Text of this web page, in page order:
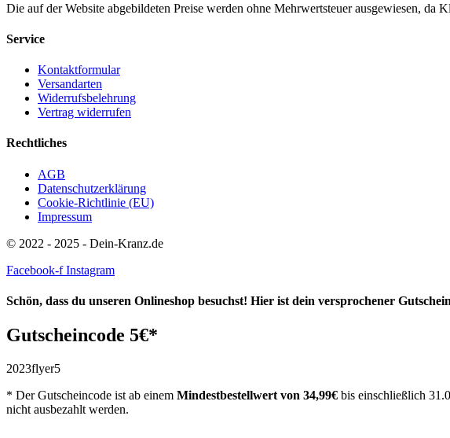
Die auf der Website abgebildeten Preise werden ohne Mehrwertsteuer ausgewiesen, da
Service
Kontaktformular
Versandarten
Widerrufsbelehrung
Vertrag widerrufen
Rechtliches
AGB
Datenschutzerklärung
Cookie-Richtlinie (EU)
Impressum
© 2022 - 2025 - Dein-Kranz.de
Facebook-f Instagram
Schön, dass du unseren Onlineshop besuchst! Hier ist dein versprochener
Gutscheincode 5€*
2023flyer5
* Der Gutscheincode ist ab einem Mindestbestellwert von 34,99€ bis einschließlich
nicht ausbezahlt werden.